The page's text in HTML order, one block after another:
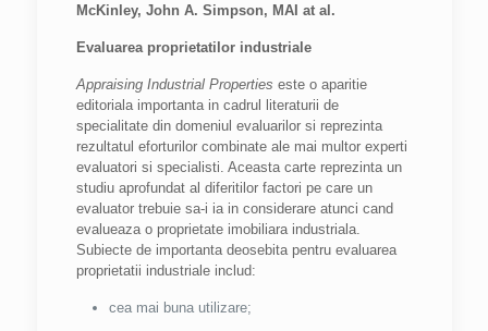
McKinley, John A. Simpson, MAI at al.
Evaluarea proprietatilor industriale
Appraising Industrial Properties este o aparitie
editoriala importanta in cadrul literaturii de
specialitate din domeniul evaluarilor si reprezinta
rezultatul eforturilor combinate ale mai multor experti
evaluatori si specialisti. Aceasta carte reprezinta un
studiu aprofundat al diferitilor factori pe care un
evaluator trebuie sa-i ia in considerare atunci cand
evalueaza o proprietate imobiliara industriala.
Subiecte de importanta deosebita pentru evaluarea
proprietatii industriale includ:
cea mai buna utilizare;